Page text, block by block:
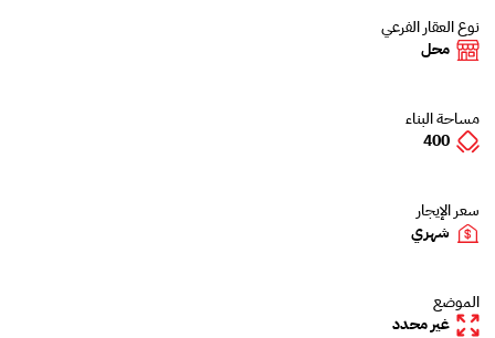
نوع العقار الفرعي
محل
مساحة البناء
400
سعر الإيجار
شهري
الموضع
غير محدد